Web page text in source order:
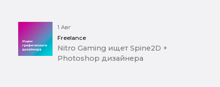
1 Авг
Freelance
Nitro Gaming ищет Spine2D +
Photoshop дизайнера